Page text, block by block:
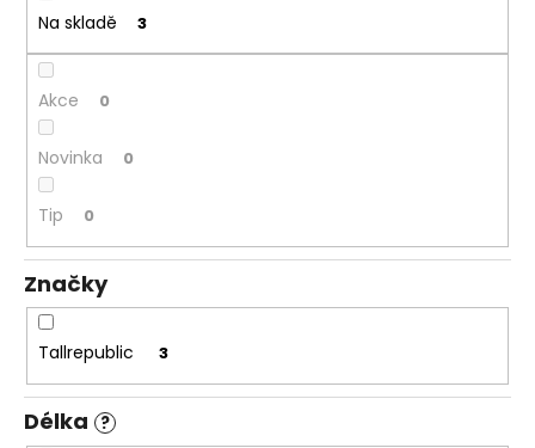
ůNa skladě 3
Akce 0
Novinka 0
Tip 0
Značky
Tallrepublic 3
Délka ?
u
j
m
PÁNSKÉ
ŠEDÉ
DŽÍNY
BRAX
CADIZ
GREY
SMOKE,
PRODLOUŽENÉ
2
399
Kč